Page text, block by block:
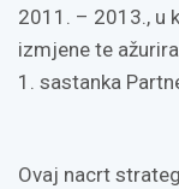
2011. – 2013., u
izmjene te
1. sastanka
Ovaj nacrt